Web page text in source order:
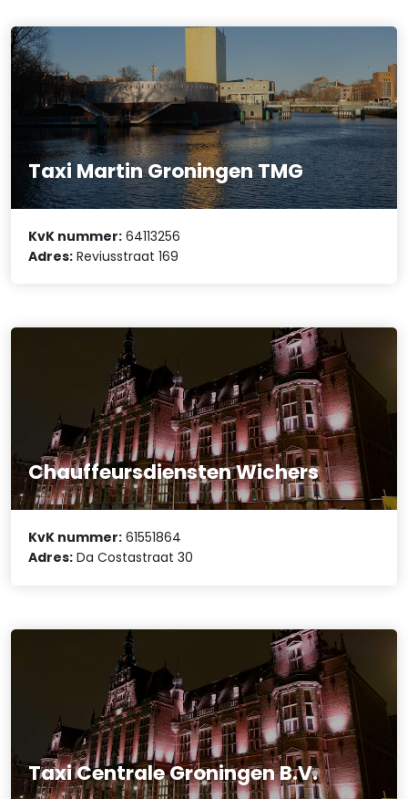
Taxi Martin Groningen TMG
KvK nummer: 64113256
Adres: Reviusstraat 169
Chauffeursdiensten Wichers
KvK nummer: 61551864
Adres: Da Costastraat 30
Taxi Centrale Groningen B.V.